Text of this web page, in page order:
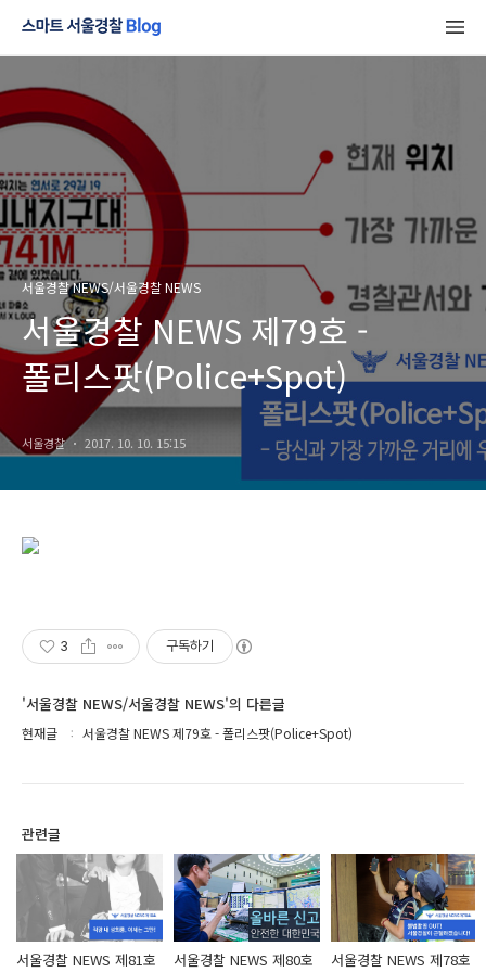
서울경찰 NEWS/서울경찰 NEWS
서울경찰 NEWS 제79호 -
폴리스팟(Police+Spot)
서울경찰 2017. 10. 10. 15:15
3 구독하기
'서울경찰 NEWS/서울경찰 NEWS'의 다른글
현재글 서울경찰 NEWS 제79호 - 폴리스팟(Police+Spot)
관련글
서울경찰 NEWS 제81호
서울경찰 NEWS 제80호
서울경찰 NEWS 제78호